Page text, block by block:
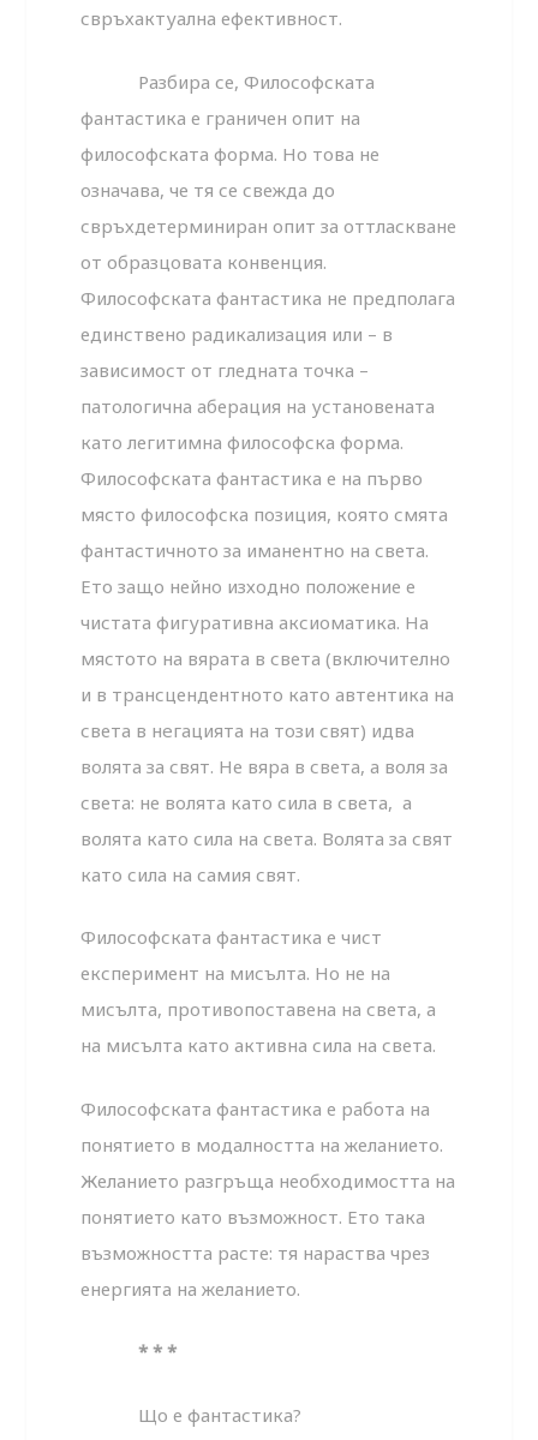
свръхактуална ефективност.
Разбира се, Философската
фантастика е граничен опит на
философската форма. Но това не
означава, че тя се свежда до
свръхдетерминиран опит за оттласкване
от образцовата конвенция.
Философската фантастика не предполага
единствено радикализация или – в
зависимост от гледната точка –
патологична аберация на установената
като легитимна философска форма.
Философската фантастика е на първо
място философска позиция, която смята
фантастичното за иманентно на света.
Ето защо нейно изходно положение е
чистата фигуративна аксиоматика. На
мястото на вярата в света (включително
и в трансцендентното като автентика на
света в нeгацията на този свят) идва
волята за свят. Не вяра в света, а воля за
света: не волята като сила в света, а
волята като сила на света. Волята за свят
като сила на самия свят.
Философската фантастика е чист
експеримент на мисълта. Но не на
мисълта, противопоставена на света, а
на мисълта като активна сила на света.
Философската фантастика е работа на
понятието в модалността на желанието.
Желанието разгръща необходимостта на
понятието като възможност. Ето така
възможността расте: тя нараства чрез
енергията на желанието.
* * *
Що е фантастика?